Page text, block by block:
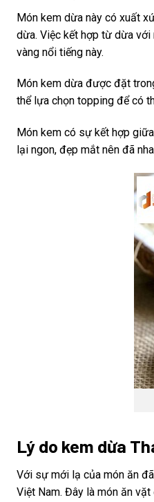
Món kem dừa này có xuất
dừa. Việc kết hợp từ dừa
vàng nổi tiếng này.
Món kem dừa được đặt
thể lựa chọn topping để có
Món kem có sự kết hợp
lại ngon, đẹp mắt nên đã
Lý do kem dừa
Với sự mới lạ của món ăn
Việt Nam. Đây là món ăn